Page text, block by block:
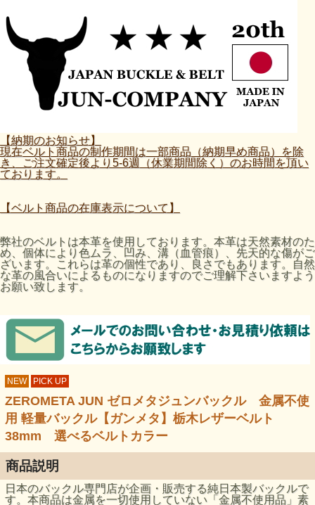
【納期のお知らせ】
現在ベルト商品の制作期間は一部商品（納期早め商品）を除
き、ご注文確定後より5-6週（休業期間除く）のお時間を頂い
ております。
【ベルト商品の在庫表示について】
弊社のベルトは本革を使用しております。本革は天然素材のた
め、個体により色ムラ、凹み、溝（血管痕）、先天的な傷がご
ざいます。これらは革の個性であり、良さでもあります。自然
な革の風合いによるものになりますのでご理解下さいますよう
お願い致します。
NEW PICK UP
ZEROMETA JUN ゼロメタジュンバックル 金属不使
用 軽量バックル【ガンメタ】栃木レザーベルト
38mm 選べるベルトカラー
商品説明
日本のバックル専門店が企画・販売する純日本製バックルで
す。本商品は金属を一切使用していない「金属不使用品」素